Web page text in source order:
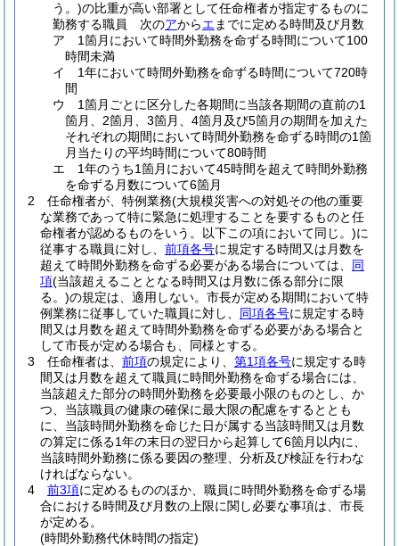
う。)の比重が高い部署として任命権者が指定するものに
勤務する職員 次のアからエ までに定める時間及び月数
ア
1箇月において時間外勤務を命ずる時間について100
時間未満
イ
1年において時間外勤務を命ずる時間について720時
間
ウ
1箇月ごとに区分した各期間に当該各期間の直前の1
箇月、2箇月、3箇月、4箇月及び5箇月の期間を加えた
それぞれの期間において時間外勤務を命ずる時間の1箇
月当たりの平均時間について80時間
エ
1年のうち1箇月において45時間を超えて時間外勤務
を命ずる月数について6箇月
2
任命権者が、特例業務(大規模災害への対処その他の重要
な業務であって特に緊急に処理することを要するものと任
命権者が認めるものをいう。以下この項において同じ。)に
従事する職員に対し、 前項各号に規定する時間又は月数を
超えて時間外勤務を命ずる必要がある場合については、 同
項(当該超えることとなる時間又は月数に係る部分に限
る。)の規定は、適用しない。 市長が定める期間において特
例業務に従事していた職員に対し、 同項各号に規定する時
間又は月数を超えて時間外勤務を命ずる必要がある場合と
して市長が定める場合も、同様とする。
3
任命権者は、 前項の規定により、 第1項各号に規定する時
間又は月数を超えて職員に時間外勤務を命ずる場合には、
当該超えた部分の時間外勤務を必要最小限のものとし、か
つ、当該職員の健康の確保に最大限の配慮をするととも
に、当該時間外勤務を命じた日が属する当該時間又は月数
の算定に係る1年の末日の翌日から起算して6箇月以内に、
当該時間外勤務に係る要因の整理、分析及び検証を行わな
ければならない。
4
前3項に定めるもののほか、職員に時間外勤務を命ずる場
合における時間及び月数の上限に関し必要な事項は、市長
が定める。
(時間外勤務代休時間の指定)